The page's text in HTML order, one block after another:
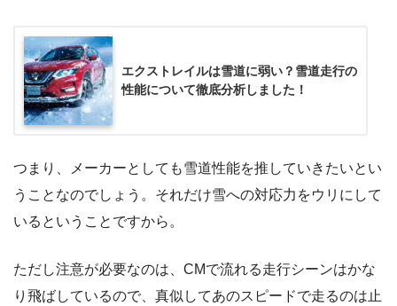
エクストレイルは雪道に弱い？雪道走行の
性能について徹底分析しました！
つまり、メーカーとしても雪道性能を推していきたいとい
うことなのでしょう。それだけ雪への対応力をウリにして
いるということですから。
ただし注意が必要なのは、CMで流れる走行シーンはかな
り飛ばしているので、真似してあのスピードで走るのは止